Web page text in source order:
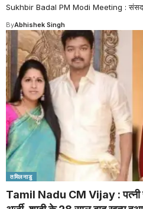
Sukhbir Badal PM Modi Meeting : संसद
ByAbhishek Singh
तमिलनाडु
Tamil Nadu CM Vijay : पत्नी